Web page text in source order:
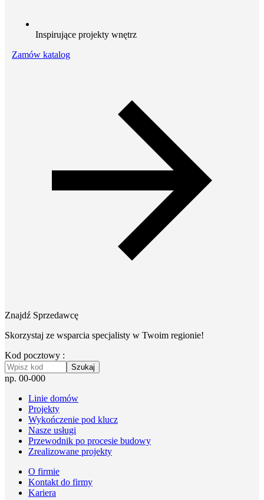
Inspirujące projekty wnętrz
Zamów katalog
Znajdź Sprzedawcę
Skorzystaj ze wsparcia specjalisty w Twoim regionie!
Kod pocztowy :
Szukaj
np. 00-000
Linie domów
Projekty
Wykończenie pod klucz
Nasze usługi
Przewodnik po procesie budowy
Zrealizowane projekty
O firmie
Kontakt do firmy
Kariera